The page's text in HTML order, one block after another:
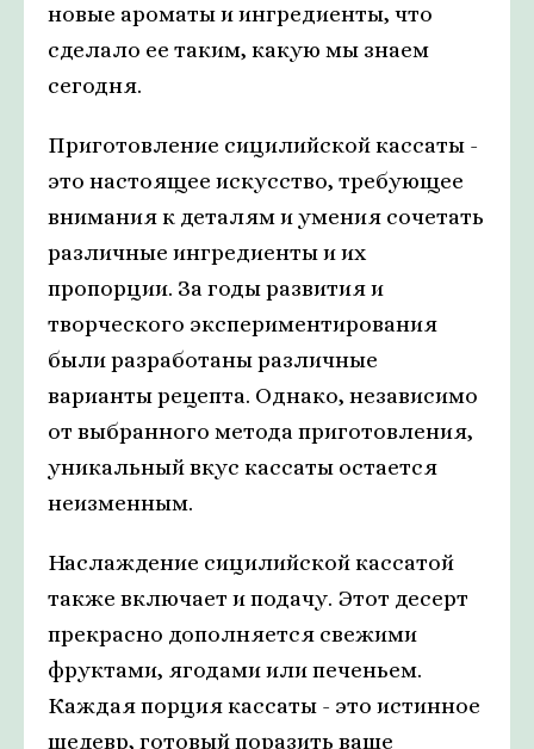
новые ароматы и ингредиенты, что
сделало ее таким, какую мы знаем
сегодня.
Приготовление сицилийской кассаты -
это настоящее искусство, требующее
внимания к деталям и умения сочетать
различные ингредиенты и их
пропорции. За годы развития и
творческого экспериментирования
были разработаны различные
варианты рецепта. Однако, независимо
от выбранного метода приготовления,
уникальный вкус кассаты остается
неизменным.
Наслаждение сицилийской кассатой
также включает и подачу. Этот десерт
прекрасно дополняется свежими
фруктами, ягодами или печеньем.
Каждая порция кассаты - это истинное
шедевр, готовый поразить ваше